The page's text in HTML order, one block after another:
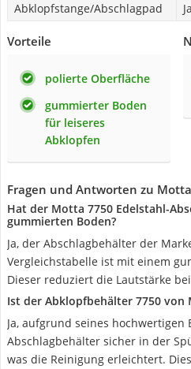
Abklopfstange/Abschlagpad
Ja
Vorteile
polierte Oberfläche
gummierter Boden
für leiseres
Abklopfen
Fragen und Antworten zu
Hat der Motta 7750 Edelstahl-
gummierten Boden?
Ja, der Abschlagbehälter der
Vergleichstabelle ist mit einem
Dieser reduziert die Lautstärke
Ist der Abklopfbehälter 7750 von
Ja, aufgrund seines
Abschlagbehälter sicher in der
was die Reinigung erleichtert.